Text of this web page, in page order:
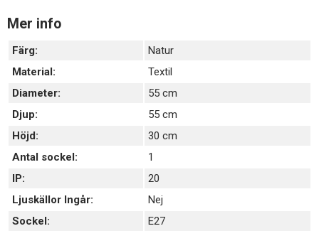
Mer info
Färg:
Natur
Material:
Textil
Diameter:
55 cm
Djup:
55 cm
Höjd:
30 cm
Antal sockel:
1
IP:
20
Ljuskällor Ingår:
Nej
Sockel:
E27